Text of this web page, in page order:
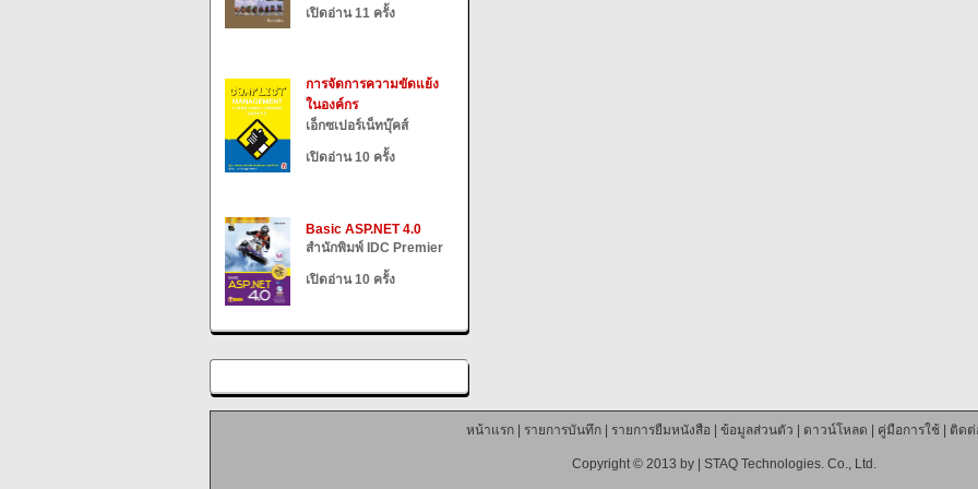
เปิดอ่าน 11 ครั้ง
การจัดการความขัดแย้ง
ในองค์กร
เอ็กซเปอร์เน็ทบุ๊คส์
เปิดอ่าน 10 ครั้ง
Basic ASP.NET 4.0
สำนักพิมพ์ IDC Premier
เปิดอ่าน 10 ครั้ง
หน้าแรก| รายการบันทึก| รายการยืมหนังสือ ข้อมูลส่วนตัว ดาวน์โหลด คู่มือการใช้| ติดต่
Copyright © 2013 by | STAQ Technologies. Co., Ltd.